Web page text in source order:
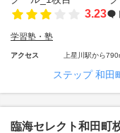
3.23
学習塾・塾
アクセス 上星川駅から
ステップ 和田
臨海セレクト和田町